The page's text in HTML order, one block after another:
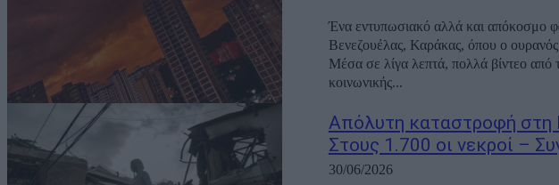
Ένα εντυπωσιακό αλλά και απόκοσμο
Βενεζουέλας, Καράκας, όπου ο ουρανός
Μέσα σε λίγα λεπτά, πολλά βίντεο
κοινωνικής...
Απόλυτη καταστροφή στη
Στους 1.700 οι νεκροί –
30/06/2026